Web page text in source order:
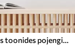
Abstraktne roosades toonides pojengide kimp